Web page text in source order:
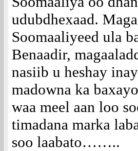
udubdhexaad.
Soomaaliyeed ula
Benaadir,
nasiib u heshay
madowna ka
waa meel aan loo
timadana marka
soo laabato……..